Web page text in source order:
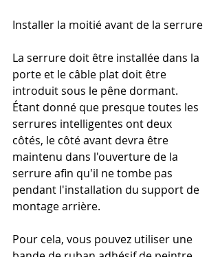
Installer la moitié avant de la serrure
La serrure doit être installée dans la
porte et le câble plat doit être
introduit sous le pêne dormant.
Étant donné que presque toutes les
serrures intelligentes ont deux
côtés, le côté avant devra être
maintenu dans l'ouverture de la
serrure afin qu'il ne tombe pas
pendant l'installation du support de
montage arrière.
Pour cela, vous pouvez utiliser une